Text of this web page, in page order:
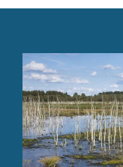
Konzerte,
Termine 2026